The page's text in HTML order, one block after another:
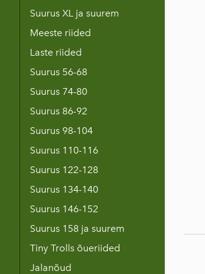
Suurus XL ja suurem
Meeste riided
Laste riided
Suurus 56-68
Suurus 74-80
Suurus 86-92
Suurus 98-104
Suurus 110-116
Suurus 122-128
Suurus 134-140
Suurus 146-152
Suurus 158 ja suurem
Tiny Trolls õueriided
Jalanõud